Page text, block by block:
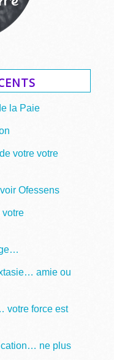
la Paie
votre votre
Ofessens
votre
amie ou
votre force est
ne plus